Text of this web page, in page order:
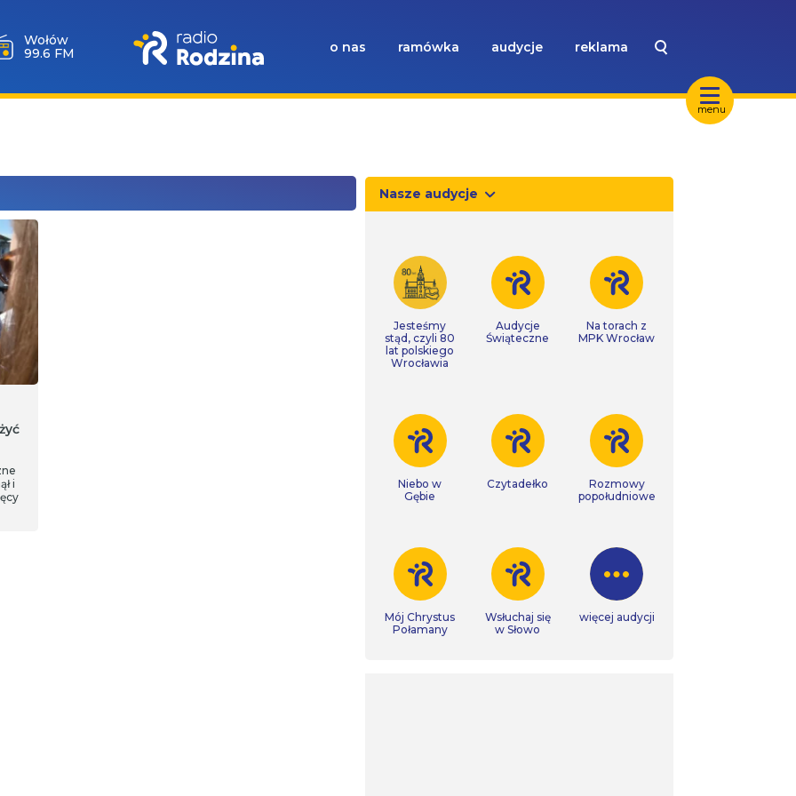
menu
Wołów
99.6 FM
o nas ramówka audycje reklama
i
Nasze audycje
Jesteśmy
stąd, czyli 80
lat polskiego
Wrocławia
Audycje
Świąteczne
Na torach z
MPK Wrocław
Niebo w
Gębie
Czytadełko
Rozmowy
popołudniowe
Mój Chrystus
Połamany
Wsłuchaj się
w Słowo
więcej audycji